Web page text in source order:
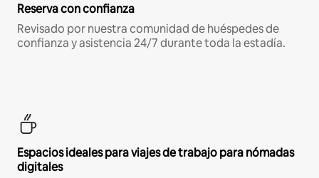
Reserva con confianza
Revisado por nuestra comunidad de huéspedes de
confianza y asistencia 24/7 durante toda la estadía.
Espacios ideales para viajes de trabajo para nómadas
digitales